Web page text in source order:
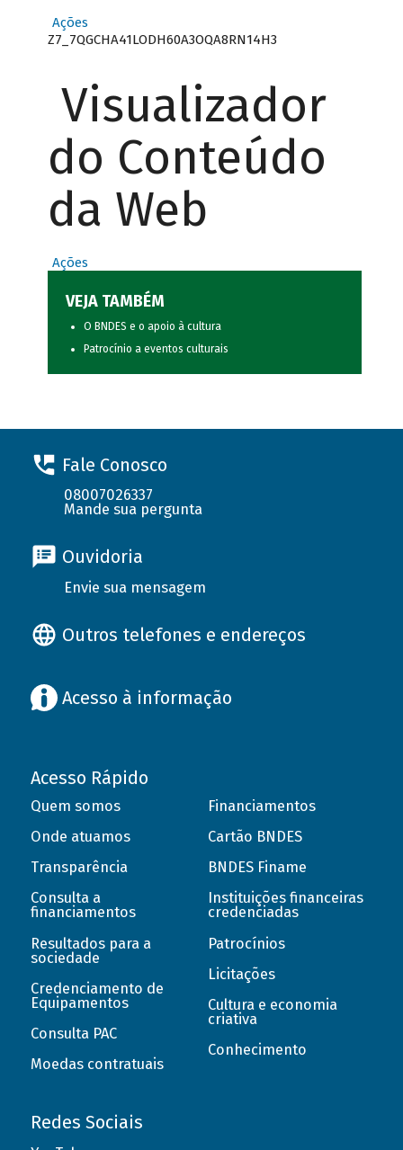
Ações
Z7_7QGCHA41LODH60A3OQA8RN14H3
Visualizador
do Conteúdo
da Web
Ações
VEJA TAMBÉM
O BNDES e o apoio à cultura
Patrocínio a eventos culturais
Fale Conosco
08007026337
Mande sua pergunta
Ouvidoria
Envie sua mensagem
Outros telefones e endereços
Acesso à informação
Acesso Rápido
Quem somos
Onde atuamos
Transparência
Consulta a
financiamentos
Resultados para a
sociedade
Credenciamento de
Equipamentos
Consulta PAC
Moedas contratuais
Financiamentos
Cartão BNDES
BNDES Finame
Instituições financeiras
credenciadas
Patrocínios
Licitações
Cultura e economia
criativa
Conhecimento
Redes Sociais